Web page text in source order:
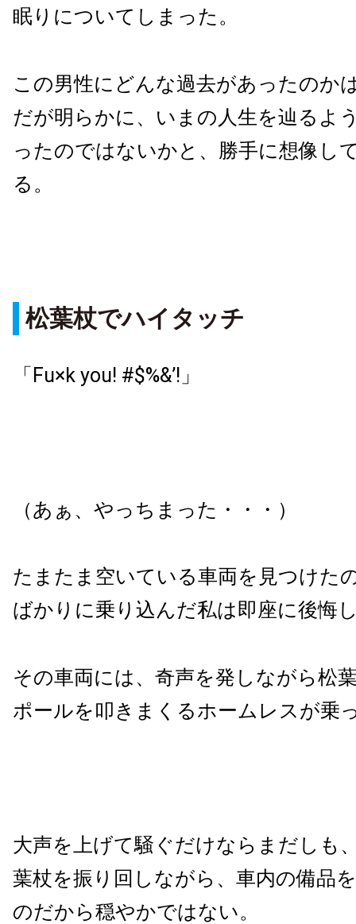
眠りについてしまった。
この男性にどんな過去があったのか
だが明らかに、いまの人生を辿るよ
ったのではないかと、勝手に想像し
る。
松葉杖でハイタッチ
「Fu×k you! #$%&’!」
（あぁ、やっちまった・・・）
たまたま空いている車両を見つけた
ばかりに乗り込んだ私は即座に後悔
その車両には、奇声を発しながら松
ポールを叩きまくるホームレスが乗
大声を上げて騒ぐだけならまだしも
葉杖を振り回しながら、車内の備品
のだから穏やかではない。